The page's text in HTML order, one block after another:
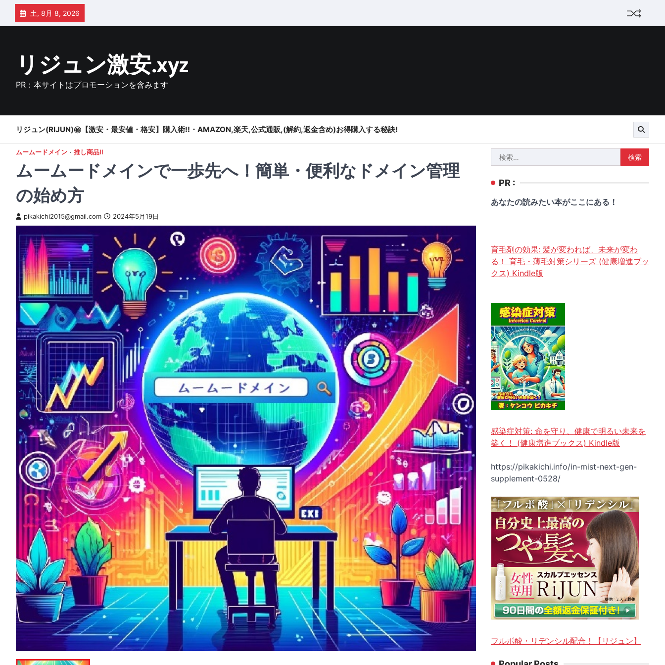
Skip
content
土, 8月 8, 2026
リジュン激安.xyz
PR：本サイトはプロモーションを含みます
リジュン(RIJUN)㊙【激安・最安値・格安】購入術!!・AMAZON,楽天,公式通販,(解約,返金含め)お得購入する秘訣!
ムームードメイン 推し商品II
ムームードメインで一歩先へ！簡単・便利なドメイン管理
の始め方
pikakichi2015@gmail.com 2024年5月19日
索:
PR :
あなたの読みたい本がここにある！
育毛剤の効果: 髪が変われば、未来が変わ
る！ 育毛・薄毛対策シリーズ (健康増進ブッ
クス) Kindle版
感染症対策: 命を守り、健康で明るい未来を
築く！ (健康増進ブックス) Kindle版
https://pikakichi.info/in-mist-next-gen-
supplement-0528/
フルボ酸・リデンシル配合！【リジュン】